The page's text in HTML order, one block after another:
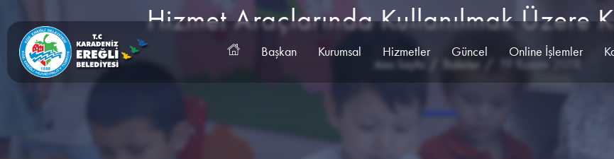
Başkan Kurumsal Hizmetler Güncel Online İşlemler
Hizmet Araçlarında Kullanılmak Üzere
Ana Sayfa İhaleler 19 Kasım 2018